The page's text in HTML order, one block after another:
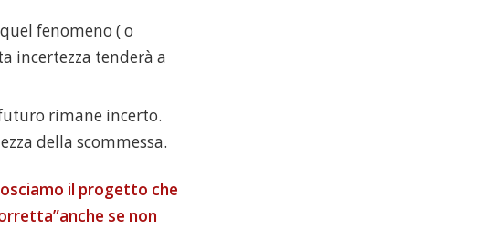
fenomeno ( o
incertezza tenderà a
rimane incerto.
della scommessa.
il progetto che
se non